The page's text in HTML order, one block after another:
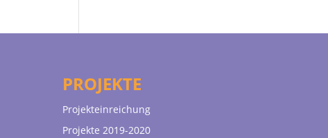
PROJEKTE
Projekteinreichung
Projekte 2019-2020